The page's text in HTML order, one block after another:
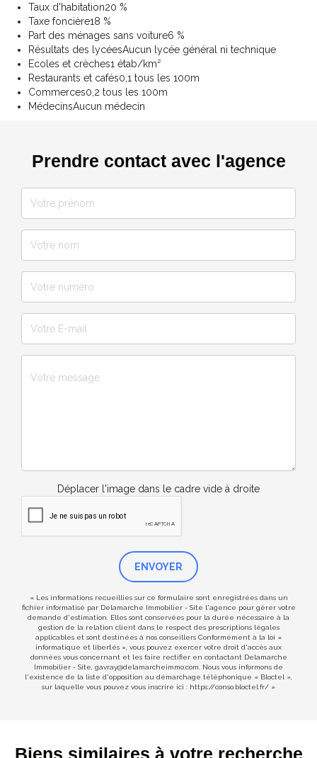
Taux d'habitation20 %
Taxe foncière18 %
Part des ménages sans voiture6 %
Résultats des lycéesAucun lycée général ni technique
Ecoles et crèches1 étab/km²
Restaurants et cafés0,1 tous les 100m
Commerces0,2 tous les 100m
MédecinsAucun médecin
Prendre contact avec l'agence
Déplacer l'image dans le cadre vide à droite
ENVOYER
« Les informations recueillies sur ce formulaire sont enregistrées dans un
fichier informatisé par Delamarche Immobilier - Site l'agence pour gérer votre
demande d'estimation. Elles sont conservées pour la durée nécessaire à la
gestion de la relation client dans le respect des prescriptions légales
applicables et sont destinées à nos conseillers Conformément à la loi «
informatique et libertés », vous pouvez exercer votre droit d'accès aux
données vous concernant et les faire rectifier en contactant Delamarche
Immobilier - Site, gavray@delamarcheimmo.com. Nous vous informons de
l'existence de la liste d'opposition au démarchage téléphonique « Bloctel »,
sur laquelle vous pouvez vous inscrire ici : https://conso.bloctel.fr/ »